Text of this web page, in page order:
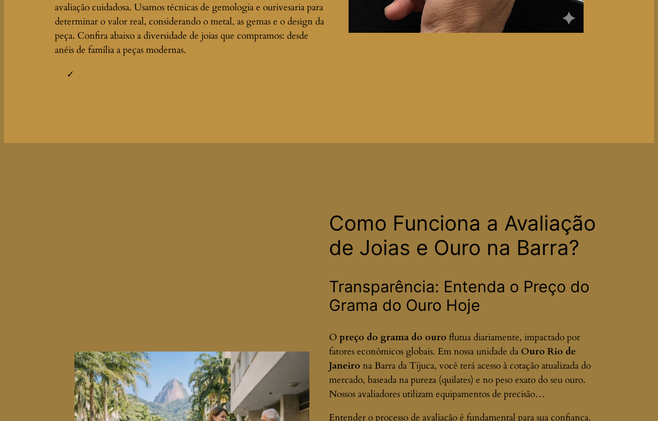
avaliação cuidadosa. Usamos técnicas de gemologia e ourivesaria para
determinar o valor real, considerando o metal, as gemas e o design da
peça. Confira abaixo a diversidade de joias que compramos: desde
anéis de família a peças modernas.
Como Funciona a Avaliação
de Joias e Ouro na Barra?
Transparência: Entenda o Preço do
Grama do Ouro Hoje
Opreço do grama do ouro flutua diariamente, impactado por
fatores econômicos globais. Em nossa unidade da Ouro Rio de
Janeiro na Barra da Tijuca, você terá acesso à cotação atualizada do
mercado, baseada na pureza (quilates) e no peso exato do seu ouro.
Nossos avaliadores utilizam equipamentos de precisão…
Entender o processo de avaliação é fundamental para sua confiança.